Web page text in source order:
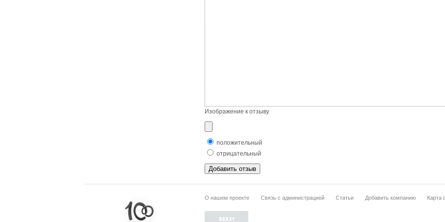
Изображение к отзыву
положительный
отрицательный
О нашем проекте Связь с администрацией Статьи Добавить компанию Карта